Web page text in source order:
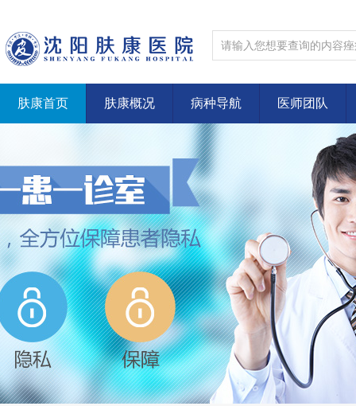
肤康首页 肤康概况 病种导航 医师团队